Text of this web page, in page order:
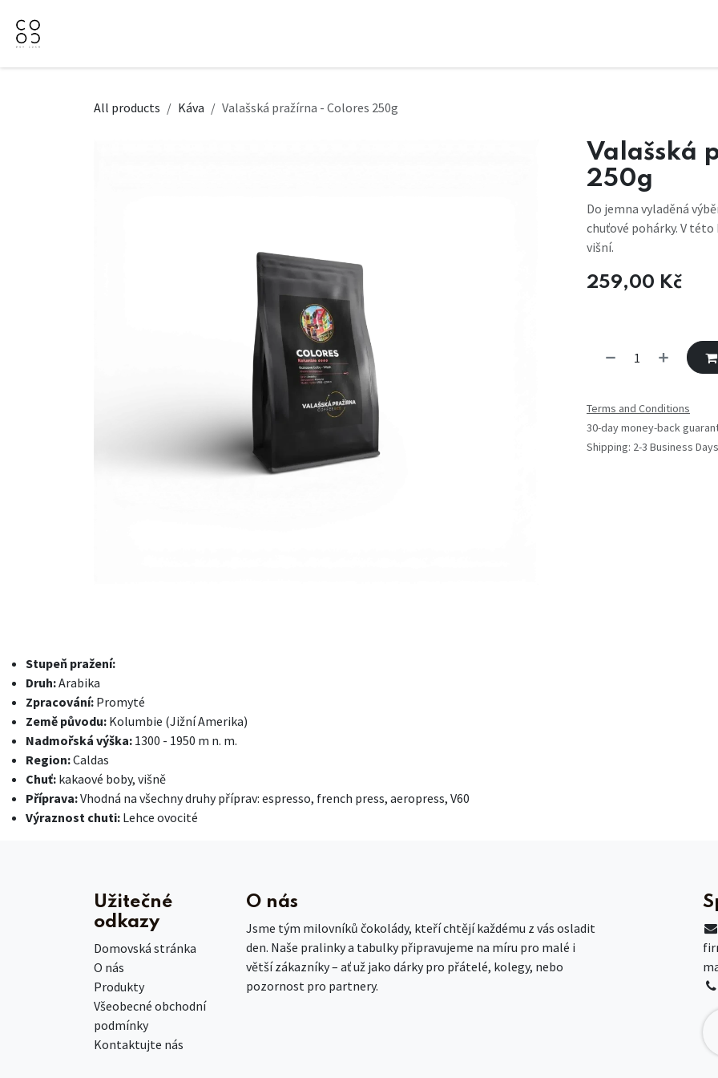
All products Káva Valašská pražírna - Colores 250g
Valašská
250g
Do jemna vyladěná
chuťové pohárky. V
višní.
259,00 Kč
Terms and Conditions
30-day money-back
Shipping: 2-3 Business Days
Stupeň pražení:
Druh:Arabika
Zpracování: Promyté
Země původu: Kolumbie (Jižní Amerika)
Nadmořská výška: 1300 - 1950 m n. m.
Region:Caldas
Chuť: kakaové boby, višně
Příprava:Vhodná na všechny druhy příprav: espresso, french press, aeropress, V60
Výraznost chuti: Lehce ovocité
Užitečné
odkazy
Domovská stránka
O nás
Produkty
Všeobecné obchodní
podmínky
Kontaktujte nás
O nás
Jsme tým milovníků čokolády, kteří chtějí každému z vás osladit
den. Naše pralinky a tabulky připravujeme na míru pro malé i
větší zákazníky – ať už jako dárky pro přátelé, kolegy, nebo
pozornost pro partnery.